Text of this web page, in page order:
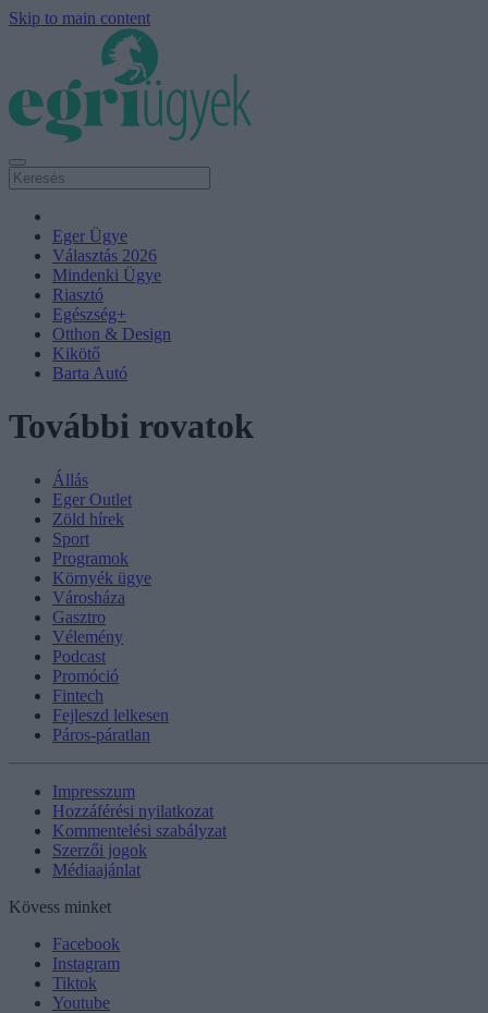
Skip to main content
Eger Ügye
Választás 2026
Mindenki Ügye
Riasztó
Egészség+
Otthon & Design
Kikötő
Barta Autó
További rovatok
Állás
Eger Outlet
Zöld hírek
Sport
Programok
Környék ügye
Városháza
Gasztro
Vélemény
Podcast
Promóció
Fintech
Fejleszd lelkesen
Páros-páratlan
Impresszum
Hozzáférési nyilatkozat
Kommentelési szabályzat
Szerzői jogok
Médiaajánlat
Kövess minket
Facebook
Instagram
Tiktok
Youtube